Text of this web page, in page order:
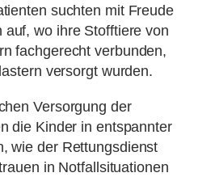
suchten mit Freude
wo ihre Stofftiere von
fachgerecht verbunden,
versorgt wurden.
Versorgung der
die Kinder in entspannter
wie der Rettungsdienst
in Notfallsituationen